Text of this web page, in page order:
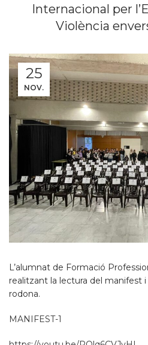
Internacional per
Violència
25
NOV.
L’alumnat de Formació
realitzant la lectura del manifest
rodona.
MANIFEST-1